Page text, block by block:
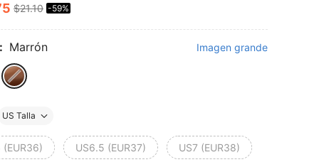
AND AVAILABILITY
$21.10 -59%
Marrón Imagen grande
US Talla
(EUR36) US6.5 (EUR37) US7 (EUR38)